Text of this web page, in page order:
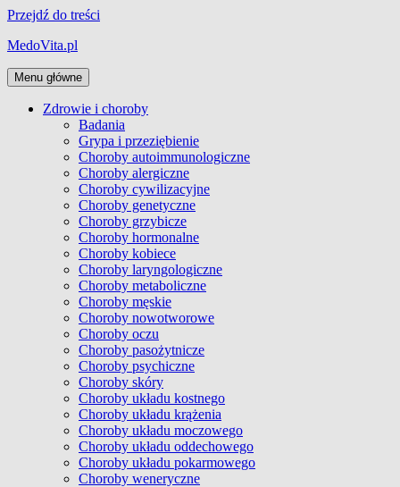
Przejdź do treści
MedoVita.pl
Menu główne
Zdrowie i choroby
Badania
Grypa i przeziębienie
Choroby autoimmunologiczne
Choroby alergiczne
Choroby cywilizacyjne
Choroby genetyczne
Choroby grzybicze
Choroby hormonalne
Choroby kobiece
Choroby laryngologiczne
Choroby metaboliczne
Choroby męskie
Choroby nowotworowe
Choroby oczu
Choroby pasożytnicze
Choroby psychiczne
Choroby skóry
Choroby układu kostnego
Choroby układu krążenia
Choroby układu moczowego
Choroby układu oddechowego
Choroby układu pokarmowego
Choroby weneryczne